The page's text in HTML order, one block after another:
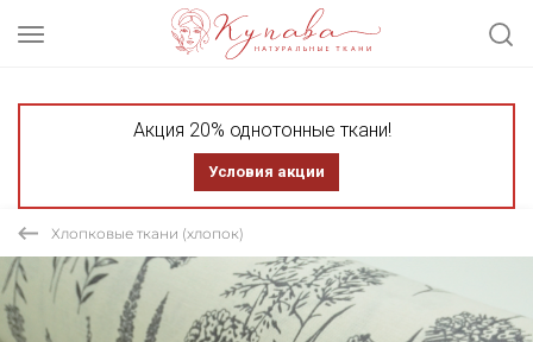
Акция 20% однотонные ткани!
Условия акции
Хлопковые ткани (хлопок)